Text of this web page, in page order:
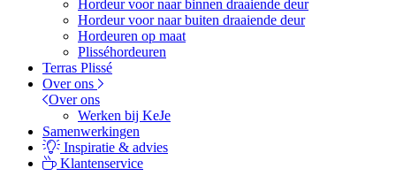
Hordeur voor naar binnen draaiende deur
Hordeur voor naar buiten draaiende deur
Hordeuren op maat
Plisséhordeuren
Terras Plissé
Over ons
Over ons
Werken bij KeJe
Samenwerkingen
Inspiratie & advies
Klantenservice